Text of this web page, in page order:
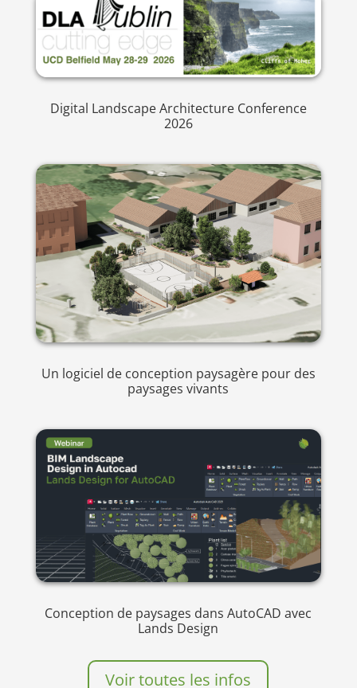
Digital Landscape Architecture Conference
2026
Un logiciel de conception paysagère pour des
paysages vivants
Conception de paysages dans AutoCAD avec
Lands Design
Voir toutes les infos